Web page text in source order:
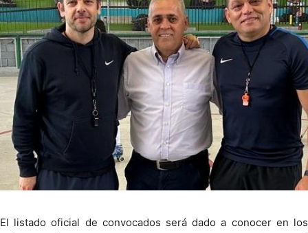
El listado oficial de convocados será dado a conocer en los